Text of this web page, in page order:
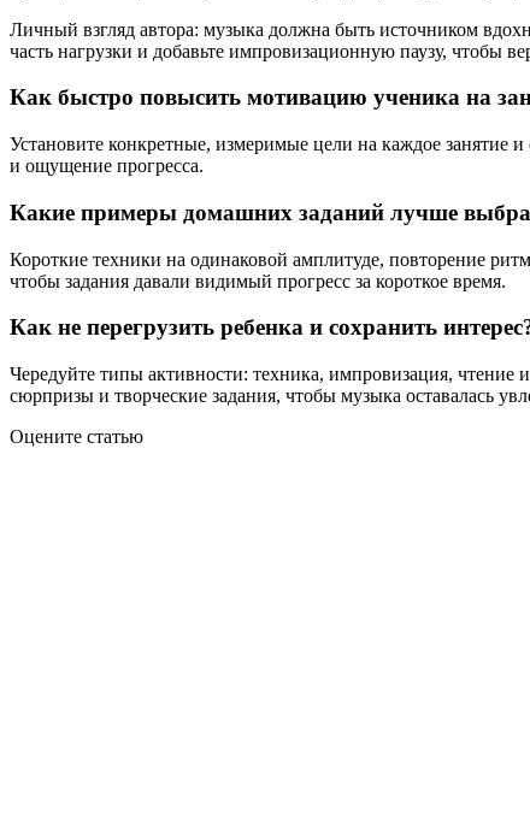
Личный взгляд автора: музыка должна быть источником
часть нагрузки и добавьте импровизационную паузу, чтобы
Как быстро повысить мотивацию ученика на
Установите конкретные, измеримые цели на каждое занятие
и ощущение прогресса.
Какие примеры домашних заданий лучше
Короткие техники на одинаковой амплитуде, повторение
чтобы задания давали видимый прогресс за короткое время.
Как не перегрузить ребенка и сохранить
Чередуйте типы активности: техника, импровизация,
сюрпризы и творческие задания, чтобы музыка оставалась
Оцените статью